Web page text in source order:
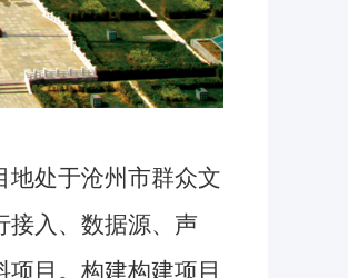
处于沧州市群众文
接入、数据源、声
目。构建构建项目